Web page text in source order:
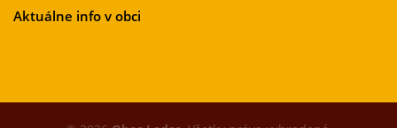
Aktuálne info v obci